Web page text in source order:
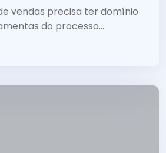
vendas precisa ter domínio
do processo